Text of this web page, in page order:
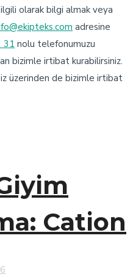
olarak bilgi almak veya
adresine
31 nolu telefonumuzu
bizimle irtibat kurabilirsiniz.
üzerinden de bizimle irtibat
Cation